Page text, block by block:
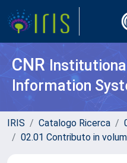
CNR
Information
IRIS Catalogo Ricerca
02.01 Contributo in